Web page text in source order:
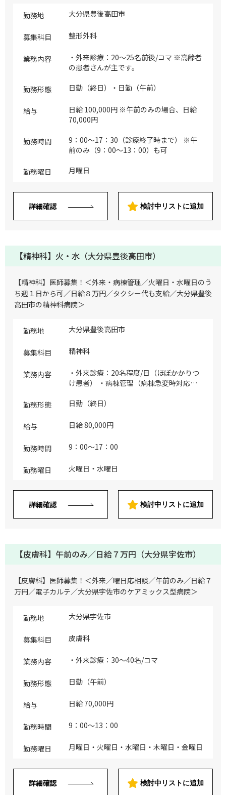
勤務地 大分県豊後高田市
募集科目 整形外科
業務内容
・外来診療：20～25名前後/コマ ※高齢者
の患者さんが主です。
勤務形態 日勤（終日）・日勤（午前）
給与
日給 100,000円 ※午前のみの場合、日給
70,000円
勤務時間
9：00～17：30（診療終了時まで） ※午
前のみ（9：00～13：00）も可
勤務曜日 月曜日
詳細確認 検討中リストに追加
【精神科】火・水（大分県豊後高田市）
【精神科】医師募集！＜外来・病棟管理／火曜日・水曜日のう
ち週１日から可／日給８万円／タクシー代も支給／大分県豊後
高田市の精神科病院＞
勤務地 大分県豊後高田市
募集科目 精神科
業務内容
・外来診療：20名程度/日（ほぼかかりつ
け患者） ・病棟管理（病棟急変時対応）
勤務形態
日勤（終日）
給与 日給 80,000円
勤務時間 9：00～17：00
勤務曜日 火曜日・水曜日
詳細確認 検討中リストに追加
【皮膚科】午前のみ／日給７万円（大分県宇佐市）
【皮膚科】医師募集！＜外来／曜日応相談／午前のみ／日給７
万円／電子カルテ／大分県宇佐市のケアミックス型病院＞
勤務地 大分県宇佐市
募集科目 皮膚科
業務内容 ・外来診療：30～40名/コマ
勤務形態 日勤（午前）
給与 日給 70,000円
勤務時間 9：00～13：00
勤務曜日 月曜日・火曜日・水曜日・木曜日・金曜日
詳細確認 検討中リストに追加